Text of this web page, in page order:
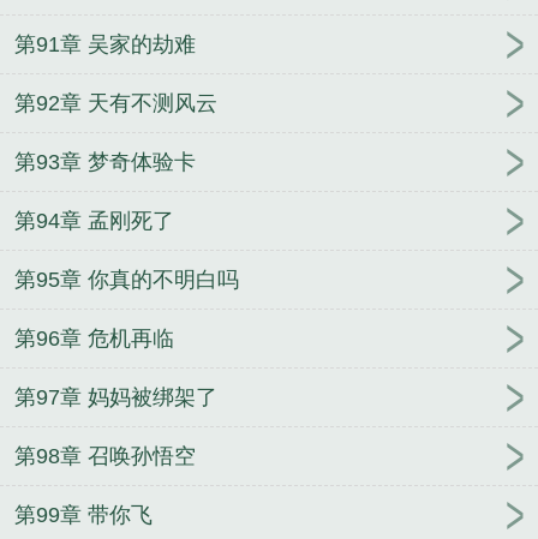
第91章 吴家的劫难
第92章 天有不测风云
第93章 梦奇体验卡
第94章 孟刚死了
第95章 你真的不明白吗
第96章 危机再临
第97章 妈妈被绑架了
第98章 召唤孙悟空
第99章 带你飞